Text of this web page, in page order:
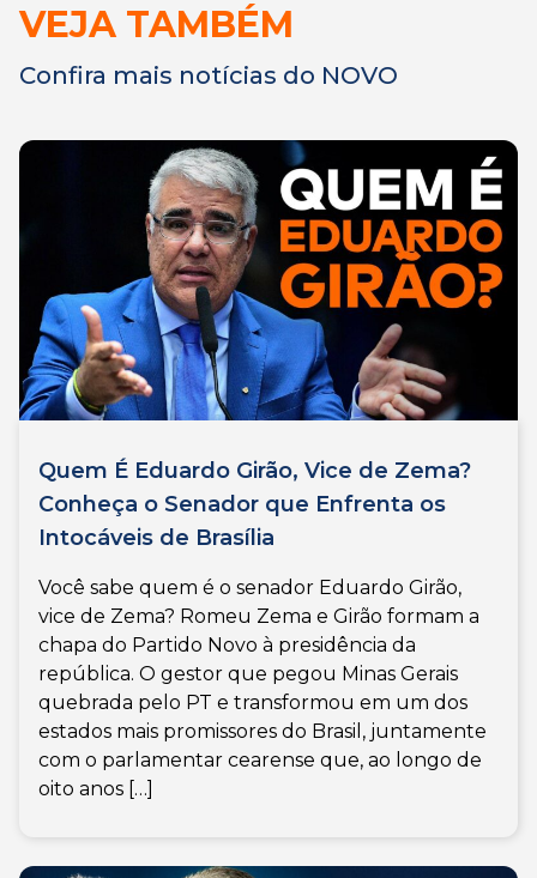
VEJA TAMBÉM
Confira mais notícias do NOVO
Quem É Eduardo Girão, Vice de Zema?
Conheça o Senador que Enfrenta os
Intocáveis de Brasília
Você sabe quem é o senador Eduardo Girão,
vice de Zema? Romeu Zema e Girão formam a
chapa do Partido Novo à presidência da
república. O gestor que pegou Minas Gerais
quebrada pelo PT e transformou em um dos
estados mais promissores do Brasil, juntamente
com o parlamentar cearense que, ao longo de
oito anos […]